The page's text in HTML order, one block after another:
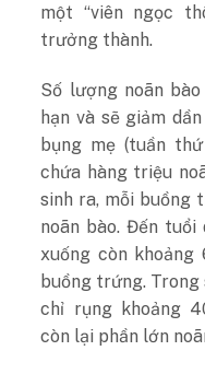
một “viên ngọc
trưởng thành.
Số lượng noãn
hạn và sẽ giảm
bụng mẹ (tuần
chứa hàng triệu
sinh ra, mỗi buồng
noãn bào. Đến
xuống còn khoảng
buồng trứng. Trong
chỉ rụng khoảng
còn lại phần lớn